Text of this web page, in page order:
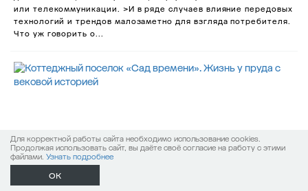
или телекоммуникации. >И в ряде случаев влияние передовых
технологий и трендов малозаметно для взгляда потребителя.
Что уж говорить о...
Для корректной работы сайта необходимо использование cookies.
Продолжая использовать сайт, вы даёте своё согласие на работу с этими
файлами. Узнать подробнее
ОК